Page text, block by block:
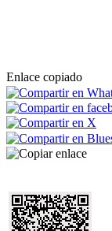
Enlace copiado